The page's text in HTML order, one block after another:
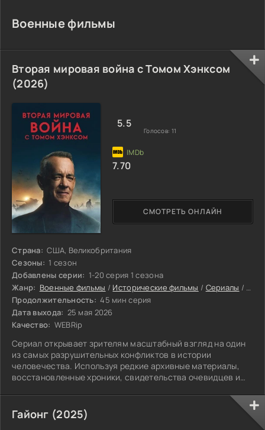
Военные фильмы
Вторая мировая война с Томом Хэнксом
(2026)
Страна: США, Великобритания
Сезоны: 1 сезон
Добавлены серии: 1-20 серия 1 сезона
Жанр: Военные фильмы / Исторические фильмы / Сериалы /
Продолжительность: 45 мин серия
Дата выхода: 25 мая 2026
Качество: WEBRip
Сериал открывает зрителям масштабный взгляд на один
из самых разрушительных конфликтов в истории
человечества. Используя редкие архивные материалы,
восстановленные хроники, свидетельства очевидцев и
СМОТРЕТЬ ОНЛАЙН
5.5
Голосов: 11
7.70
Гайонг (2025)